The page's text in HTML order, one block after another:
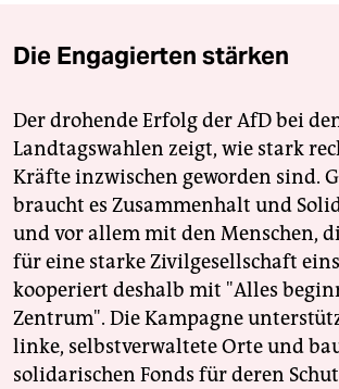
Die Engagierten stärken
Der drohende Erfolg der AfD bei
Landtagswahlen zeigt, wie stark
Kräfte inzwischen geworden sind.
braucht es Zusammenhalt und
und vor allem mit den Menschen,
für eine starke Zivilgesellschaft
kooperiert deshalb mit "Alles
Zentrum". Die Kampagne
linke, selbstverwaltete Orte und
solidarischen Fonds für deren